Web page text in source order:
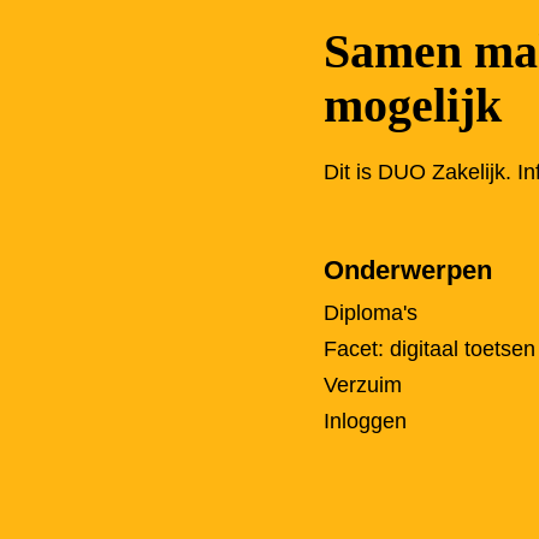
Samen
mogelijk
Dit is DUO Zakelijk.
Onderwerpen
Diploma's
Facet: digitaal toetsen
Verzuim
Inloggen